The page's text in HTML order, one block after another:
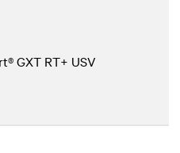
GXT RT+ USV